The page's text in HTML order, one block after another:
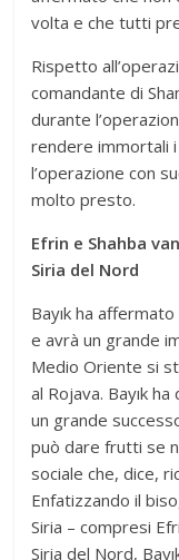
volta e che tutti
Rispetto
comandante di
durante
rendere immortali
l’operazione con
molto presto.
Efrin e Shahba
Siria del Nord
Bayık ha
e avrà un grande
Medio Oriente si
al Rojava. Bayık
un grande
può dare frutti se
sociale che, dice,
Enfatizzando il
Siria – compresi
Siria del Nord,